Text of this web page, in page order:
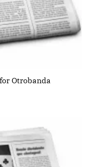
Otrobanda